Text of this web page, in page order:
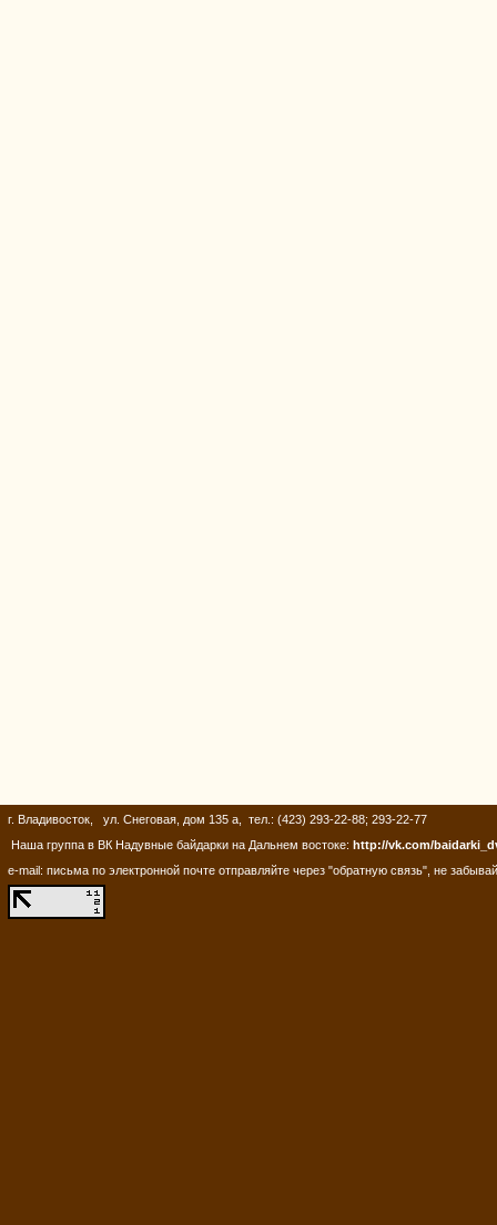
г. Владивосток, ул. Снеговая, дом 135 а, тел.: (423) 293-22-88; 293-22-77
Наша группа в ВК Надувные байдарки на Дальнем востоке: http://vk.com/
e-mail: письма по электронной почте отправляйте через "обратную связь", не